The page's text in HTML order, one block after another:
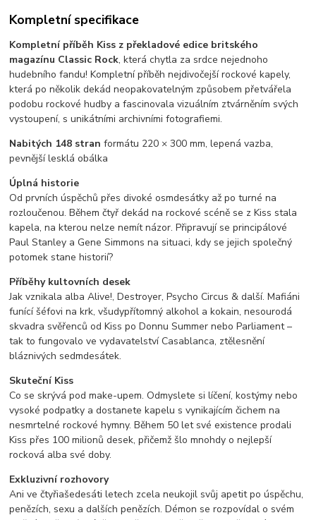
Kompletní specifikace
Kompletní příběh Kiss z překladové edice britského
magazínu Classic Rock, která chytla za srdce nejednoho
hudebního fandu! Kompletní příběh nejdivočejší rockové kapely,
která po několik dekád neopakovatelným způsobem přetvářela
podobu rockové hudby a fascinovala vizuálním ztvárněním svých
vystoupení, s unikátními archivními fotografiemi.
Nabitých 148 stranformátu 220 × 300 mm, lepená vazba,
pevnější lesklá obálka
Úplná historie
Od prvních úspěchů přes divoké osmdesátky až po turné na
rozloučenou. Během čtyř dekád na rockové scéně se z Kiss stala
kapela, na kterou nelze nemít názor. Připravují se principálové
Paul Stanley a Gene Simmons na situaci, kdy se jejich společný
potomek stane historií?
Příběhy kultovních desek
Jak vznikala alba Alive!, Destroyer, Psycho Circus & další. Mafiáni
funící šéfovi na krk, všudypřítomný alkohol a kokain, nesourodá
skvadra svěřenců od Kiss po Donnu Summer nebo Parliament –
tak to fungovalo ve vydavatelství Casablanca, ztělesnění
bláznivých sedmdesátek.
Skuteční Kiss
Co se skrývá pod make-upem. Odmyslete si líčení, kostýmy nebo
vysoké podpatky a dostanete kapelu s vynikajícím čichem na
nesmrtelné rockové hymny. Během 50 let své existence prodali
Kiss přes 100 milionů desek, přičemž šlo mnohdy o nejlepší
rocková alba své doby.
Exkluzivní rozhovory
Ani ve čtyřiašedesáti letech zcela neukojil svůj apetit po úspěchu,
penězích, sexu a dalších penězích. Démon se rozpovídal o svém